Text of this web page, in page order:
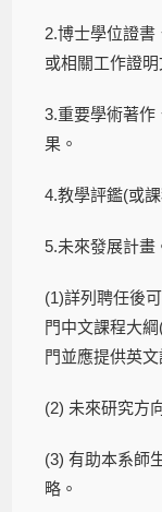
2.博士學位證
或相關工作證明
3.重要學術著作
果。
4.教學評鑑(或
5.未來發展計畫
(1)詳列聘任後
門中文課程大
門並應提供英文
(2) 未來研究方
(3) 有助本系師
略。